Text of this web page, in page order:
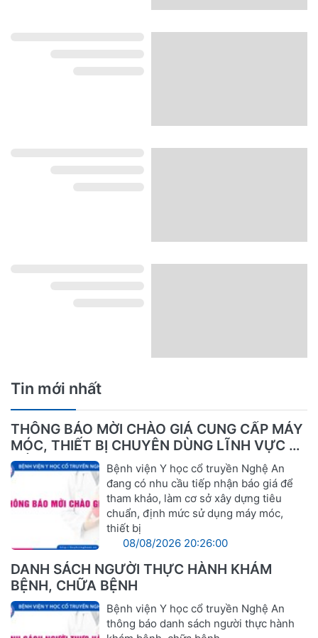
Tin mới nhất
THÔNG BÁO MỜI CHÀO GIÁ CUNG CẤP MÁY
MÓC, THIẾT BỊ CHUYÊN DÙNG LĨNH VỰC Y
TẾ
Bệnh viện Y học cổ truyền Nghệ An
đang có nhu cầu tiếp nhận báo giá để
tham khảo, làm cơ sở xây dựng tiêu
chuẩn, định mức sử dụng máy móc,
thiết bị
08/08/2026 20:26:00
DANH SÁCH NGƯỜI THỰC HÀNH KHÁM
BỆNH, CHỮA BỆNH
Bệnh viện Y học cổ truyền Nghệ An
thông báo danh sách người thực hành